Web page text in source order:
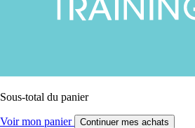
Sous-total du panier
Voir mon panier Continuer mes achats